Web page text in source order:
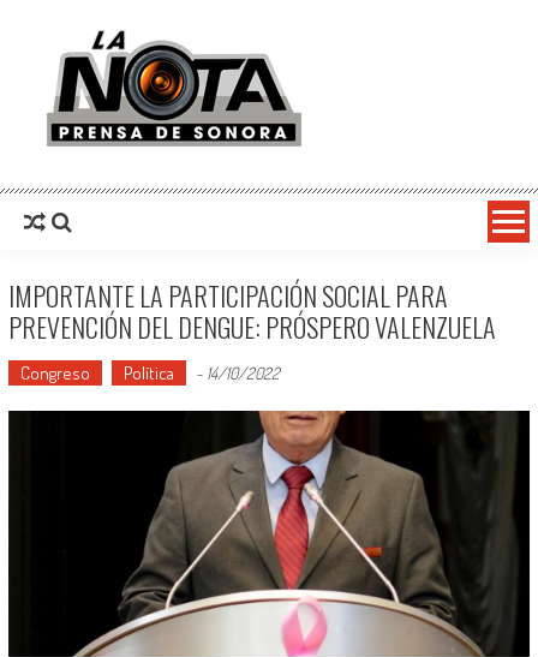
La Nota Prensa De Sonora
IMPORTANTE LA PARTICIPACIÓN SOCIAL PARA
PREVENCIÓN DEL DENGUE: PRÓSPERO VALENZUELA
Congreso Política - 14/10/2022